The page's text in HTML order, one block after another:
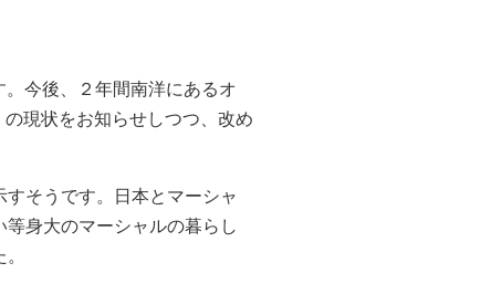
今後、２年間南洋にあるオ
現状をお知らせしつつ、改め
そうです。日本とマーシャ
身大のマーシャルの暮らし